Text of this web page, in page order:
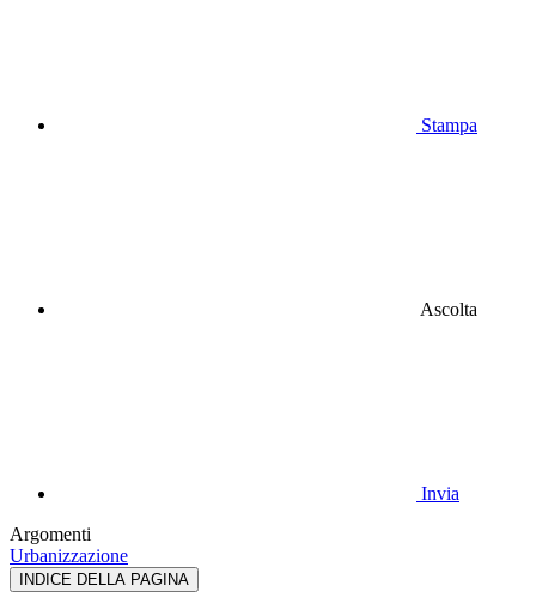
Stampa
Ascolta
Invia
Argomenti
Urbanizzazione
INDICE DELLA PAGINA